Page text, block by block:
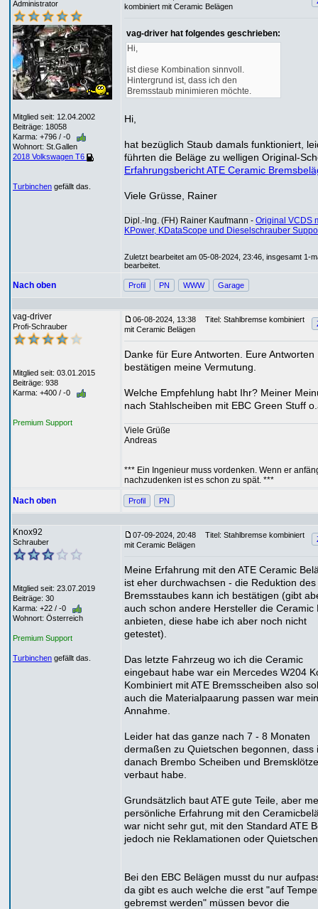
Administrator
Mitglied seit: 12.04.2002
Beiträge: 18058
Karma: +796 / -0
Wohnort: St.Gallen
2018 Volkswagen T6
Turbinchen gefällt das.
kombiniert mit Ceramic Belägen
vag-driver hat folgendes geschrieben:
Hi,
ist diese Kombination sinnvoll.
Hintergrund ist, dass ich den
Bremsstaub minimieren möchte.
Hi,
hat bezüglich Staub damals funktioniert,
führten die Beläge zu welligen Original-
Erfahrungsbericht ATE Ceramic
Viele Grüsse, Rainer
Dipl.-Ing. (FH) Rainer Kaufmann - Original VCDS
KPower, KDataScope und Dieselschrauber
Zuletzt bearbeitet am 05-08-2024, 23:46, insgesamt 1-
bearbeitet.
Nach oben Profil PN WWW Garage
vag-driver
Profi-Schrauber
Mitglied seit: 03.01.2015
Beiträge: 938
Karma: +400 / -0
Premium Support
06-08-2024, 13:38
Titel: Stahlbremse kombiniert
mit Ceramic Belägen
Danke für Eure Antworten. Eure Antworten
bestätigen meine Vermutung.
Welche Empfehlung habt Ihr? Meiner
nach Stahlscheiben mit EBC Green Stuff
Viele Grüße
Andreas
*** Ein Ingenieur muss vordenken. Wenn er
nachzudenken ist es schon zu spät. ***
Nach oben Profil PN
Knox92
Schrauber
Mitglied seit: 23.07.2019
Beiträge: 30
Karma: +22 / -0
Wohnort: Österreich
Premium Support
Turbinchen gefällt das.
07-09-2024, 20:48
Titel: Stahlbremse kombiniert
mit Ceramic Belägen
Meine Erfahrung mit den ATE Ceramic
ist eher durchwachsen - die Reduktion des
Bremsstaubes kann ich bestätigen (gibt
auch schon andere Hersteller die Ceramic
anbieten, diese habe ich aber noch nicht
getestet).
Das letzte Fahrzeug wo ich die Ceramic
eingebaut habe war ein Mercedes W204
Kombiniert mit ATE Bremsscheiben also
auch die Materialpaarung passen war
Annahme.
Leider hat das ganze nach 7 - 8 Monaten
dermaßen zu Quietschen begonnen, dass
danach Brembo Scheiben und Bremsklötze
verbaut habe.
Grundsätzlich baut ATE gute Teile, aber
persönliche Erfahrung mit den
war nicht sehr gut, mit den Standard ATE
jedoch nie Reklamationen oder
Bei den EBC Belägen musst du nur
da gibt es auch welche die erst "auf
gebremst werden" müssen bevor die